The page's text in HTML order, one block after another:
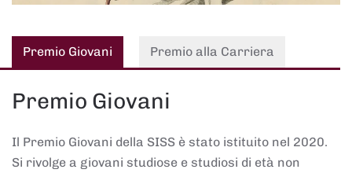
Premio Giovani Premio alla Carriera
Premio Giovani
Il Premio Giovani della SISS è stato istituito nel 2020.
Si rivolge a giovani studiose e studiosi di età non